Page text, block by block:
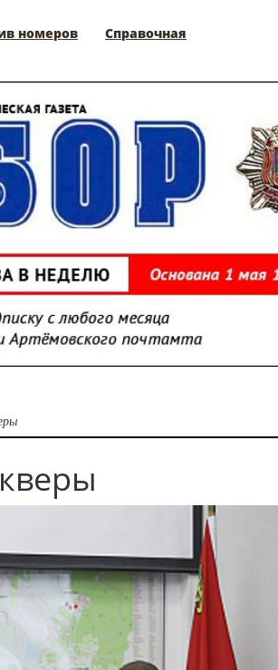
номеров Справочная